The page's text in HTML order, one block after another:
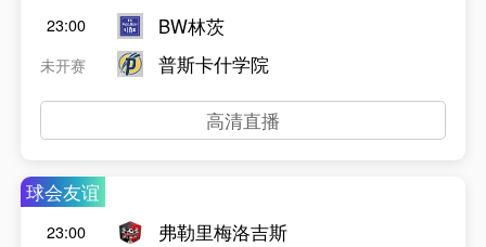
23:00
未开赛
BW林茨
普斯卡什学院
高清直播
球会友谊
23:00
弗勒里梅洛吉斯